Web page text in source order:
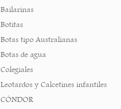
Bailarinas
Botitas
Botas tipo Australianas
Botas de agua
Colegiales
Leotardos y Calcetines infantiles
CÓNDOR